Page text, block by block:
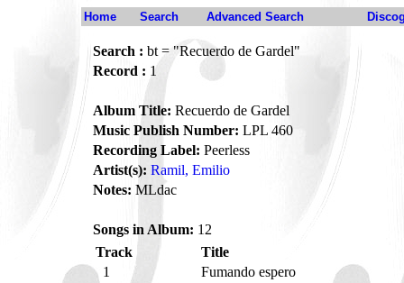
Home Search Advanced Search
Search : bt = "Recuerdo de Gardel"
Record : 1
Album Title: Recuerdo de Gardel
Music Publish Number: LPL 460
Recording Label: Peerless
Artist(s): Ramil, Emilio
Notes: MLdac
Songs in Album: 12
Track
Title
1
Fumando espero